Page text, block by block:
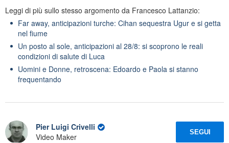
Leggi di più sullo stesso argomento da Francesco Lattanzio:
Far away, anticipazioni turche: Cihan sequestra Ugur e si getta
nel fiume
Un posto al sole, anticipazioni al 28/8: si scoprono le reali
condizioni di salute di Luca
Uomini e Donne, retroscena: Edoardo e Paola si stanno
frequentando
Pier Luigi Crivelli
Video Maker
SEGUI